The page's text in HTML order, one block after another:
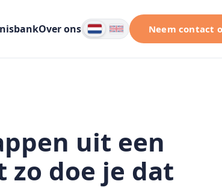
Over ons Neem contact
uit een
doe je dat